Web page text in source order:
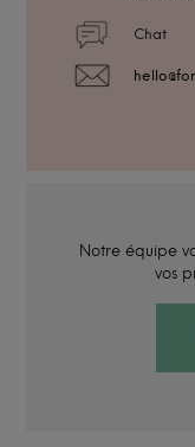
Chat
Notre équipe
vos